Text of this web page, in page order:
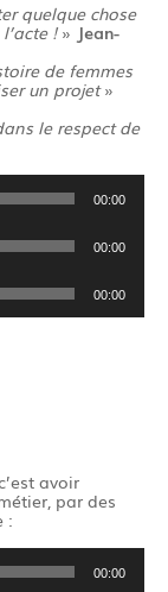
quelque chose
!» Jean-
de femmes
un projet»
le respect de
00:00
00:00
00:00
avoir
par des
:
00:00